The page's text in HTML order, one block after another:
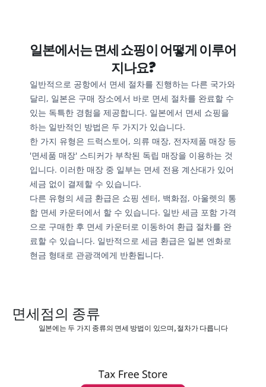
일본에서는 면세 쇼핑이 어떻게 이루어
지나요?
일반적으로 공항에서 면세 절차를 진행하는 다른 국가와
달리, 일본은 구매 장소에서 바로 면세 절차를 완료할 수
있는 독특한 경험을 제공합니다. 일본에서 면세 쇼핑을
하는 일반적인 방법은 두 가지가 있습니다.
한 가지 유형은 드럭스토어, 의류 매장, 전자제품 매장 등
'면세품 매장' 스티커가 부착된 독립 매장을 이용하는 것
입니다. 이러한 매장 중 일부는 면세 전용 계산대가 있어
세금 없이 결제할 수 있습니다.
다른 유형의 세금 환급은 쇼핑 센터, 백화점, 아울렛의 통
합 면세 카운터에서 할 수 있습니다. 일반 세금 포함 가격
으로 구매한 후 면세 카운터로 이동하여 환급 절차를 완
료할 수 있습니다. 일반적으로 세금 환급은 일본 엔화로
현금 형태로 관광객에게 반환됩니다.
면세점의 종류
일본에는 두 가지 종류의 면세 방법이 있으며, 절차가 다릅니다